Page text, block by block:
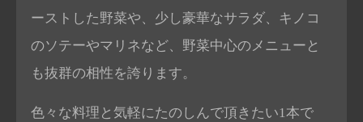
ーストした野菜や、少し豪華なサラダ、キノコ
のソテーやマリネなど、野菜中心のメニューと
も抜群の相性を誇ります。
色々な料理と気軽にたのしんで頂きたい1本で